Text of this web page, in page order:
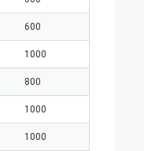
600
1000
800
1000
1000